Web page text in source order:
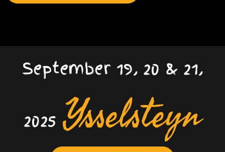
September 19, 20 & 21,
2025Ysselsteyn